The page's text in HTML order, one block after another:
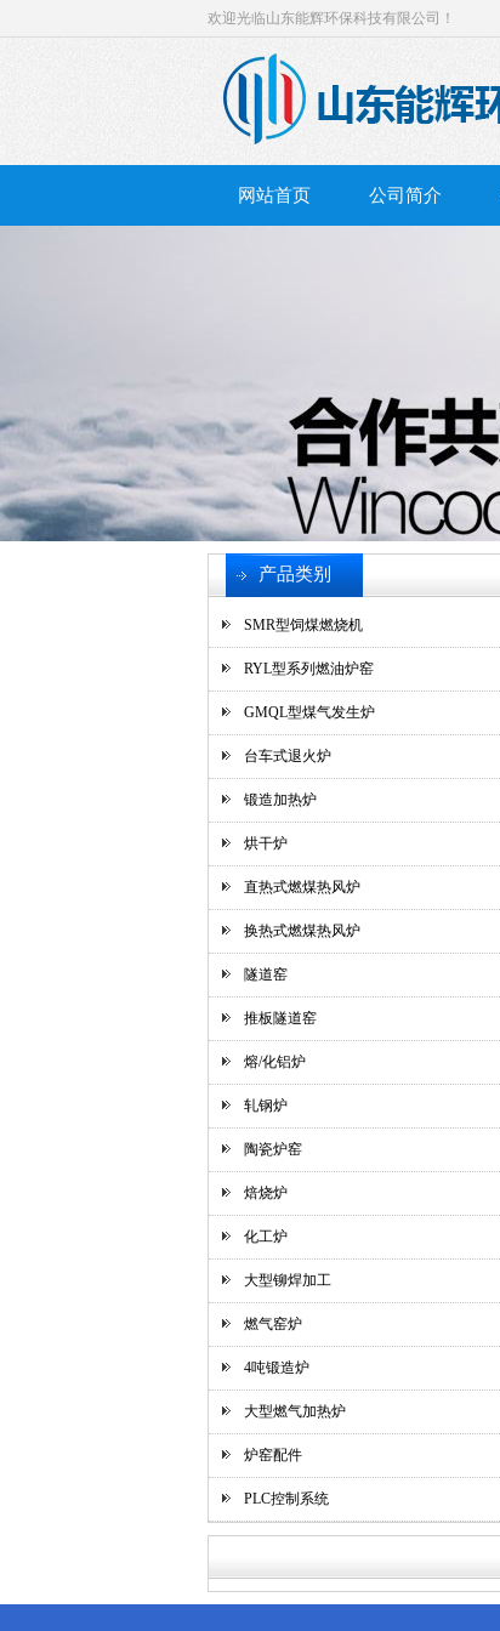
欢迎光临山东能辉环保科技有限公司！
网站首页 公司简介
产品类别
SMR型饲煤燃烧机
RYL型系列燃油炉窑
GMQL型煤气发生炉
台车式退火炉
锻造加热炉
烘干炉
直热式燃煤热风炉
换热式燃煤热风炉
隧道窑
推板隧道窑
熔/化铝炉
轧钢炉
陶瓷炉窑
焙烧炉
化工炉
大型铆焊加工
燃气窑炉
4吨锻造炉
大型燃气加热炉
炉窑配件
PLC控制系统